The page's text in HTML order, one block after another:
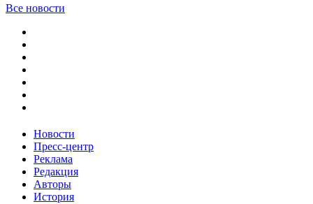
Все новости
Новости
Пресс-центр
Реклама
Редакция
Авторы
История